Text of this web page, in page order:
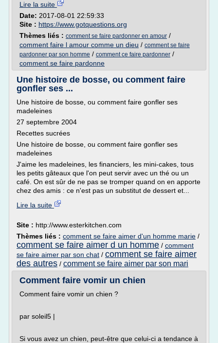
Lire la suite
Date: 2017-08-01 22:59:33
Site : https://www.gotquestions.org
Thèmes liés : comment se faire pardonner en amour /
comment faire l amour comme un dieu / comment se faire
pardonner par son homme / comment ce faire pardonner /
comment se faire pardonne
Une histoire de bosse, ou comment faire
gonfler ses ...
Une histoire de bosse, ou comment faire gonfler ses
madeleines
27 septembre 2004
Recettes sucrées
Une histoire de bosse, ou comment faire gonfler ses
madeleines
J'aime les madeleines, les financiers, les mini-cakes, tous
les petits gâteaux que l'on peut servir avec un thé ou un
café. On est sûr de ne pas se tromper quand on en apporte
chez des amis : ce n'est pas un substitut de dessert et...
Lire la suite
Site : http://www.esterkitchen.com
Thèmes liés : comment se faire aimer d'un homme marie /
comment se faire aimer d un homme / comment
se faire aimer par son chat / comment se faire aimer
des autres / comment se faire aimer par son mari
Comment faire vomir un chien
Comment faire vomir un chien ?
par soleil5 |
Si vous avez un chien, peut-être que celui-ci a tendance à